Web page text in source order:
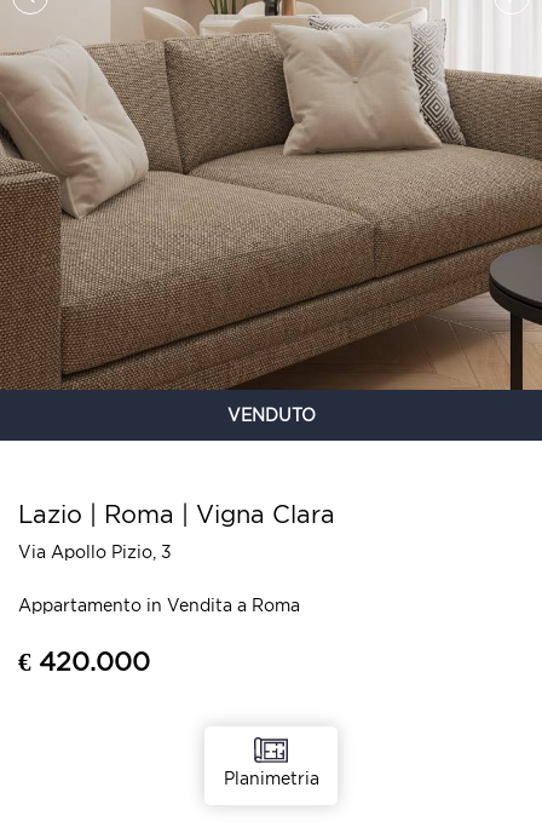
VENDUTO
Lazio | Roma | Vigna Clara
Via Apollo Pizio, 3
Appartamento in Vendita a Roma
€ 420.000
Planimetria